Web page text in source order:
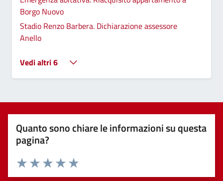
Borgo Nuovo
Stadio Renzo Barbera. Dichiarazione assessore
Anello
Vedi altri 6
Quanto sono chiare le informazioni su questa
pagina?
Valuta 5 stelle su 5
Valuta 4 stelle su 5
Valuta 3 stelle su 5
Valuta 2 stelle su 5
Valuta 1 stelle su 5